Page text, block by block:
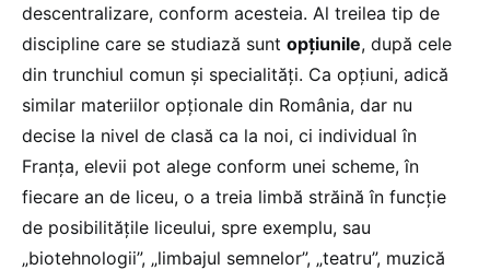
descentralizare, conform acesteia. Al treilea tip de
discipline care se studiază sunt opțiunile, după cele
din trunchiul comun și specialități. Ca opțiuni, adică
similar materiilor opționale din România, dar nu
decise la nivel de clasă ca la noi, ci individual în
Franța, elevii pot alege conform unei scheme, în
fiecare an de liceu, o a treia limbă străină în funcție
de posibilitățile liceului, spre exemplu, sau
„biotehnologii”, „limbajul semnelor”, „teatru”, muzică